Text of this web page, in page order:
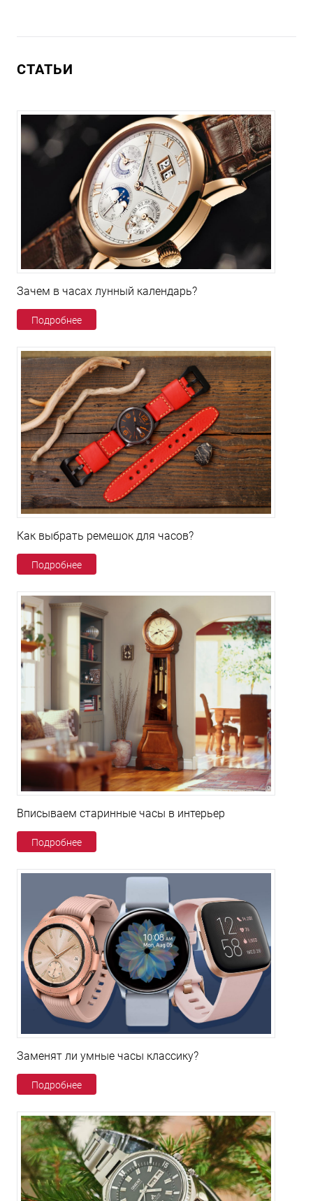
СТАТЬИ
Зачем в часах лунный календарь?
Подробнее
Как выбрать ремешок для часов?
Подробнее
Вписываем старинные часы в интерьер
Подробнее
Заменят ли умные часы классику?
Подробнее